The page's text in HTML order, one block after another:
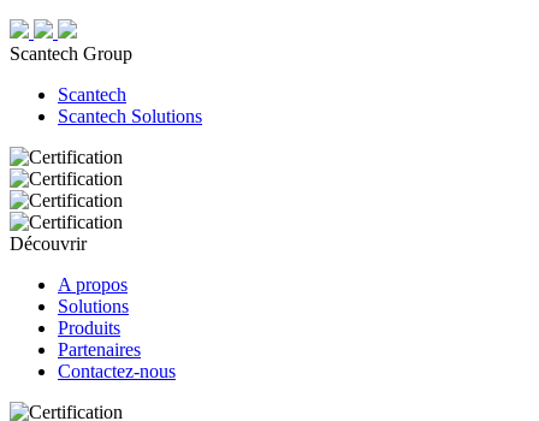
Scantech Group
Scantech
Scantech Solutions
Découvrir
A propos
Solutions
Produits
Partenaires
Contactez-nous